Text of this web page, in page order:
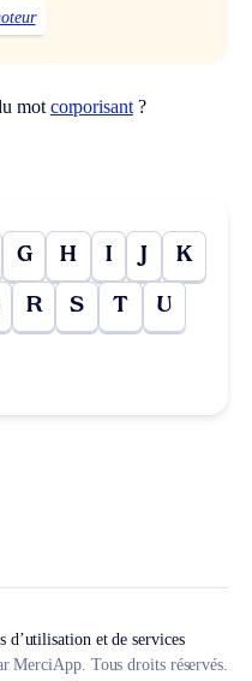
mot corporisant?
G H I J K
R S T U
d’utilisation et de services
MerciApp. Tous droits réservés.